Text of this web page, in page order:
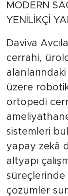
MODERN
YENİLİKÇİ
Daviva
cerrahi,
üzere
ortopedi
sistemleri
yapay zekâ
altyapı
süreçlerinde
çözümler